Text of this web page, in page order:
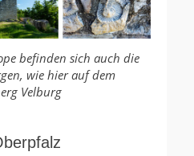
befinden sich auch die
wie hier auf dem
Velburg